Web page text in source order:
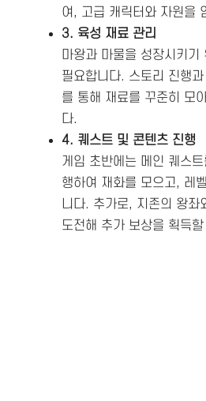
여, 고급 캐릭터와 자원을
3. 육성 재료 관리
마왕과 마물을 성장시키
필요합니다. 스토리 진행
를 통해 재료를 꾸준히 모
다.
4. 퀘스트 및 콘텐츠 진행
게임 초반에는 메인 퀘스
행하여 재화를 모으고, 레
니다. 추가로, 지존의 왕좌
도전해 추가 보상을 획득